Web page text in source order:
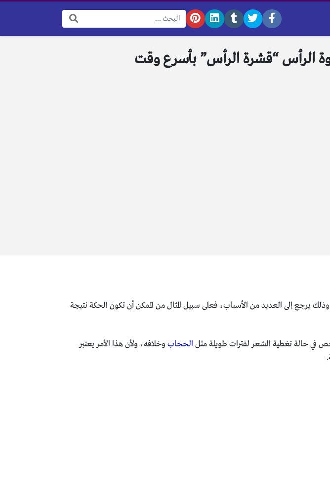
البحث:
“قشرة الرأس” بأسرع وقت
يرجع إلى العديد من الأسباب، فعلى سبيل المثال من الممكن أن تكون الحكة نتيجة
في حالة تغطية الشعر لفترات طويلة مثل الحجاب وخلافه، وﻷن هذا الأمر يعتبر